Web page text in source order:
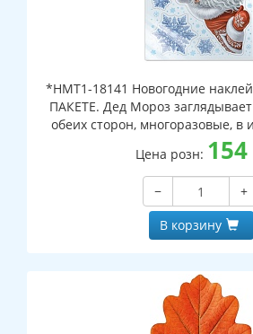
*НМТ1-18141 Новогодние
ПАКЕТЕ. Дед Мороз
обеих сторон, многоразовые, в
упаковке, с европодвесом и
Цена розн: 154
−
+
В корзину